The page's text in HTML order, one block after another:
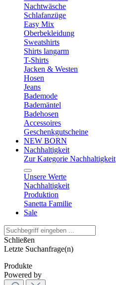
Nachtwäsche
Schlafanzüge
Easy Mix
Oberbekleidung
Sweatshirts
Shirts langarm
T-Shirts
Jacken & Westen
Hosen
Jeans
Bademode
Bademäntel
Badehosen
Accessoires
Geschenkgutscheine
NEW BORN
Nachhaltigkeit
Zur Kategorie Nachhaltigkeit
Unsere Werte
Nachhaltigkeit
Produktion
Sanetta Familie
Sale
Schließen
Letzte Suchanfrage(n)
Produkte
Powered by